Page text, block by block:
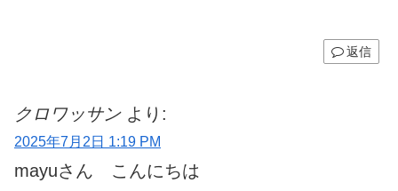
返信
クロワッサン より:
2025年7月2日 1:19 PM
mayuさん こんにちは